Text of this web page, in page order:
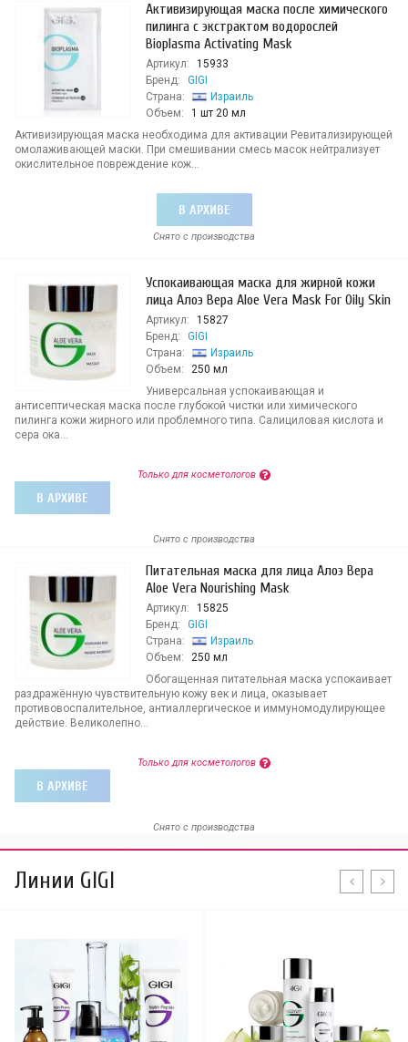
Активизирующая маска после химического
пилинга с экстрактом водорослей
Bioplasma Activating Mask
Артикул:
15933
Бренд:
GIGI
Страна:
Израиль
Объем:
1 шт 20 мл
Активизирующая маска необходима для активации Ревитализирующей
омолаживающей маски. При смешивании смесь масок нейтрализует
окислительное повреждение кож...
В АРХИВЕ
Снято с производства
Успокаивающая маска для жирной кожи
лица Алоэ Вера Aloe Vera Mask For Oily Skin
Артикул:
15827
Бренд:
GIGI
Страна:
Израиль
Объем:
250 мл
Универсальная успокаивающая и
антисептическая маска после глубокой чистки или химического
пилинга кожи жирного или проблемного типа. Салициловая кислота и
сера ока...
Только для косметологов
В АРХИВЕ
Снято с производства
Питательная маска для лица Алоэ Вера
Aloe Vera Nourishing Mask
Артикул:
15825
Бренд:
GIGI
Страна:
Израиль
Объем:
250 мл
Обогащенная питательная маска успокаивает
раздражённую чувствительную кожу век и лица, оказывает
противовоспалительное, антиаллергическое и иммуномодулирующее
действие. Великолепно...
Только для косметологов
В АРХИВЕ
Снято с производства
Линии GIGI